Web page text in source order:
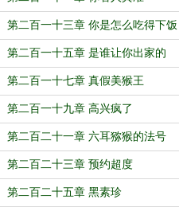
第二百一十三章 你是怎么吃得下饭
的
第二百一十五章 是谁让你出家的
第二百一十七章 真假美猴王
第二百一十九章 高兴疯了
第二百二十一章 六耳猕猴的法号
第二百二十三章 预约超度
第二百二十五章 黑素珍